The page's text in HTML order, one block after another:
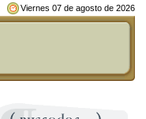
Viernes 07 de agosto de 2026